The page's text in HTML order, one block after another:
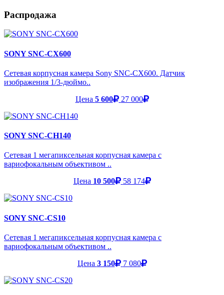
Распродажа
SONY SNC-CX600
Сетевая корпусная камера Sony SNC-CX600. Датчик
изображения 1/3-дюймо..
Цена 5 600 27 000
SONY SNC-CH140
Сетевая 1 мегапиксельная корпусная камера с
вариофокальным объективом ..
Цена 10 500 58 174
SONY SNC-CS10
Сетевая 1 мегапиксельная корпусная камера с
вариофокальным объективом ..
Цена 3 150 7 080